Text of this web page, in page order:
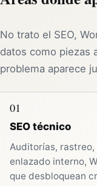
No trato el SEO,
datos como piezas
problema aparece
01
SEO técnico
Auditorías,
enlazado interno,
que desbloquean